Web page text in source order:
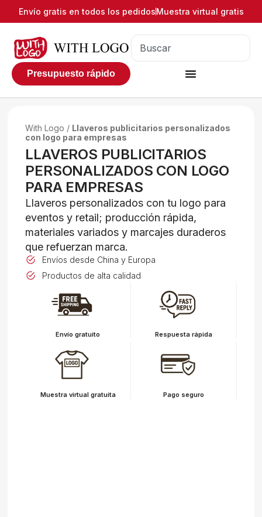
Envío gratis en todos los pedidosMuestra virtual gratis
Presupuesto rápido
With Logo / Llaveros publicitarios personalizados
con logo para empresas
LLAVEROS PUBLICITARIOS
PERSONALIZADOS CON LOGO
PARA EMPRESAS
Llaveros personalizados con tu logo para
eventos y retail; producción rápida,
materiales variados y marcajes duraderos
que refuerzan marca.
Envíos desde China y Europa
Productos de alta calidad
Envío gratuito Respuesta rápida
Muestra virtual gratuita Pago seguro